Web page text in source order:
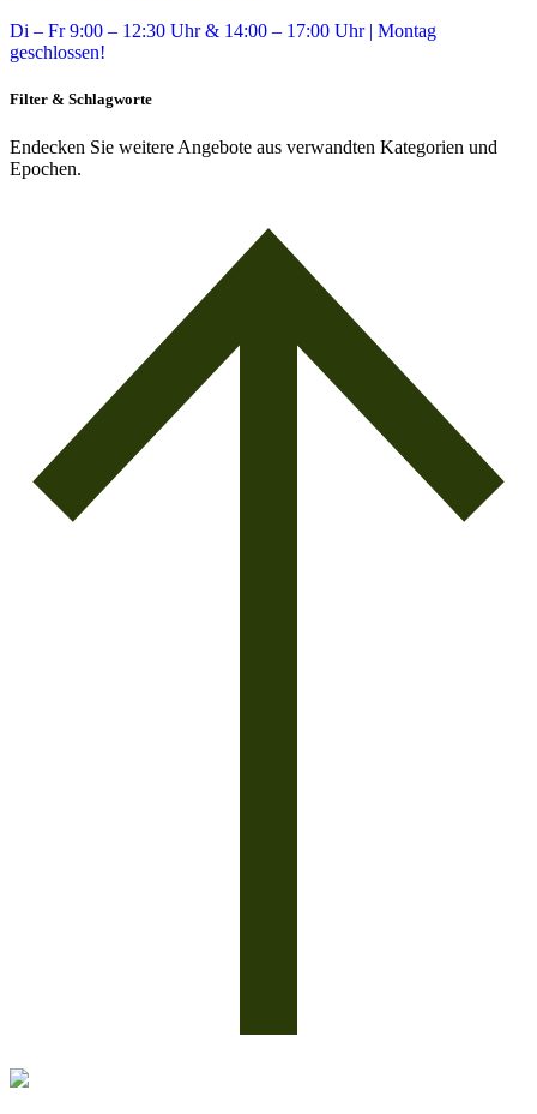
Di – Fr 9:00 – 12:30 Uhr & 14:00 – 17:00 Uhr | Montag
geschlossen!
Filter & Schlagworte
Endecken Sie weitere Angebote aus verwandten Kategorien und
Epochen.